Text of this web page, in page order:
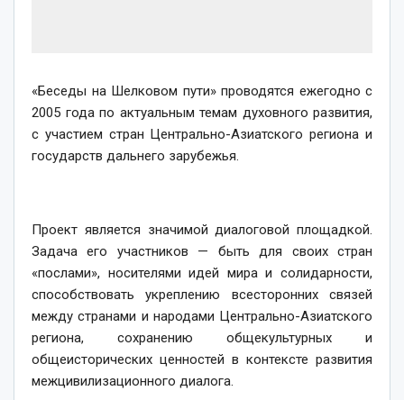
«Беседы на Шелковом пути» проводятся ежегодно с
2005 года по актуальным темам духовного развития,
с участием стран Центрально-Азиатского региона и
государств дальнего зарубежья.
Проект является значимой диалоговой площадкой.
Задача его участников — быть для своих стран
«послами», носителями идей мира и солидарности,
способствовать укреплению всесторонних связей
между странами и народами Центрально-Азиатского
региона, сохранению общекультурных и
общеисторических ценностей в контексте развития
межцивилизационного диалога.